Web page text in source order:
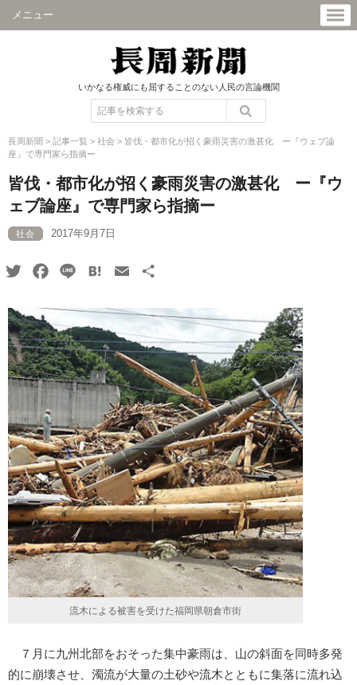
メニュー
いかなる権威にも屈することのない人民の言論機関
長周新聞 > 記事一覧 > 社会 > 皆伐・都市化が招く豪雨災害の激甚化 ー『ウェブ論
座』で専門家ら指摘ー
皆伐・都市化が招く豪雨災害の激甚化 ー『ウ
ェブ論座』で専門家ら指摘ー
社会 2017年9月7日
TwitterFacebook
Line HatenaEmail
流木による被害を受けた福岡県朝倉市街
７月に九州北部をおそった集中豪雨は、山の斜面を同時多発
的に崩壊させ、濁流が大量の土砂や流木とともに集落に流れ込